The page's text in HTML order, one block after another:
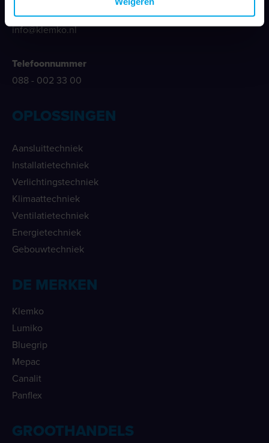
E-mailadres
info@klemko.nl
Telefoonnummer
088 - 002 33 00
OPLOSSINGEN
Aansluittechniek
Installatietechniek
Verlichtingstechniek
Klimaattechniek
Ventilatietechniek
Energietechniek
Gebouwtechniek
DE MERKEN
Klemko
Lumiko
Bluegrip
Mepac
Canalit
Panflex
GROOTHANDELS